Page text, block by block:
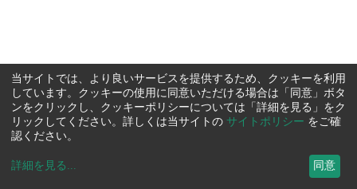
当サイトでは、より良いサービスを提供するため、クッキーを利用
しています。クッキーの使用に同意いただける場合は「同意」ボタ
ンをクリックし、クッキーポリシーについては「詳細を見る」をク
リックしてください。詳しくは当サイトの サイトポリシー をご確
認ください。
詳細を見る ... 同意